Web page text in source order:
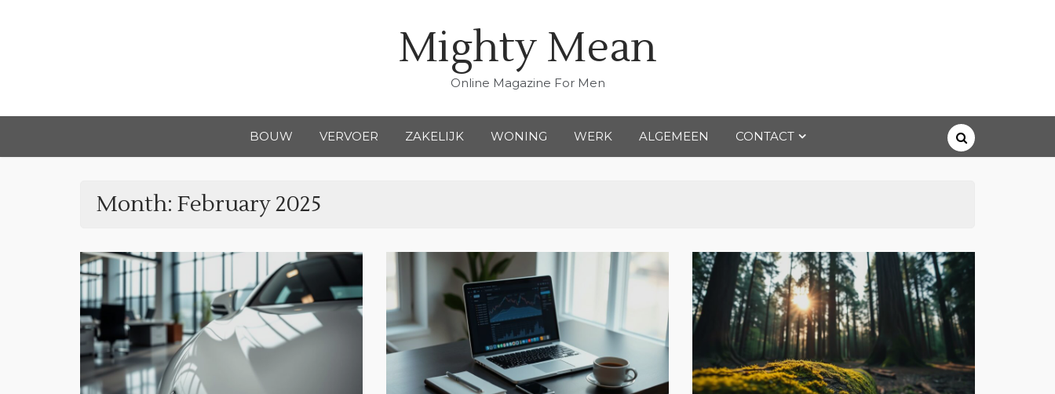
Mighty Mean
Online Magazine For Men
BOUW VERVOER ZAKELIJK WONING WERK ALGEMEEN CONTACT
Month: February 2025